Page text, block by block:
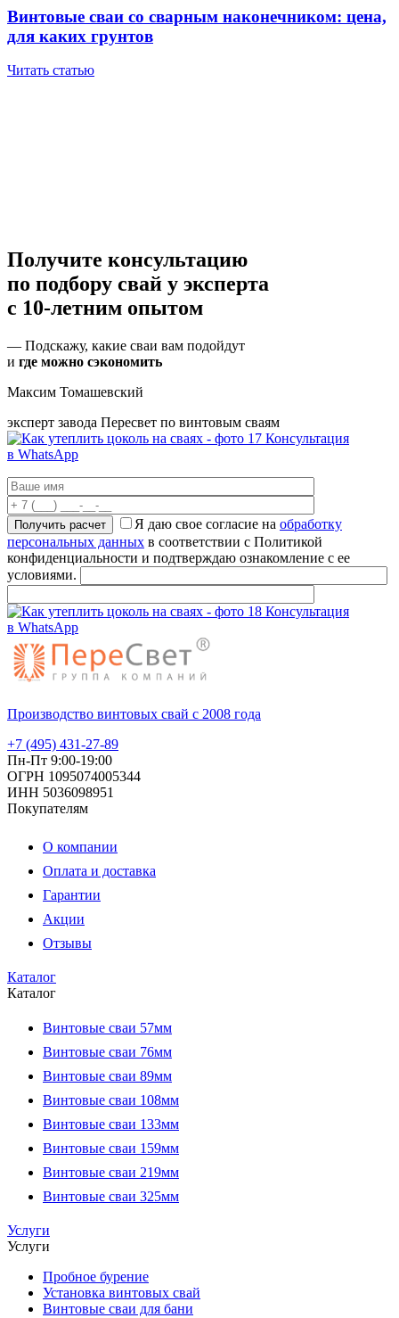
Винтовые сваи со сварным наконечником: цена,
для каких грунтов
Читать статью
Получите консультацию
по подбору свай у эксперта
с 10-летним опытом
— Подскажу, какие сваи вам подойдут
и где можно сэкономить
Максим Томашевский
эксперт завода Пересвет по винтовым сваям
Консультация
в WhatsApp
Я даю свое согласие на обработку
персональных данных в соответствии с Политикой
конфиденциальности и подтверждаю ознакомление с ее
условиями.
Консультация
в WhatsApp
Производство винтовых свай с 2008 года
+7 (495) 431-27-89
Пн-Пт 9:00-19:00
ОГРН 1095074005344
ИНН 5036098951
Покупателям
О компании
Оплата и доставка
Гарантии
Акции
Отзывы
Каталог
Каталог
Винтовые сваи 57мм
Винтовые сваи 76мм
Винтовые сваи 89мм
Винтовые сваи 108мм
Винтовые сваи 133мм
Винтовые сваи 159мм
Винтовые сваи 219мм
Винтовые сваи 325мм
Услуги
Услуги
Пробное бурение
Установка винтовых свай
Винтовые сваи для бани